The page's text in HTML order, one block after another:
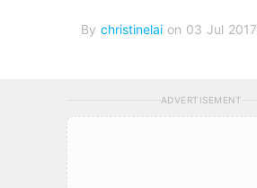
By christinelai on 03 Jul 2017
ADVERTISEMENT